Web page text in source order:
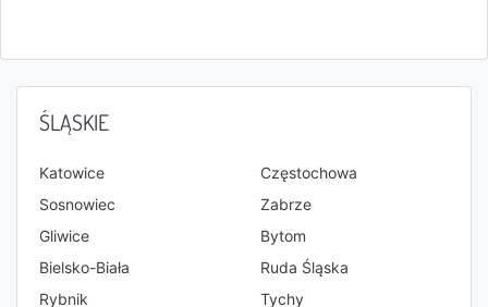
ŚLĄSKIE
Katowice
Częstochowa
Sosnowiec
Zabrze
Gliwice
Bytom
Bielsko-Biała
Ruda Śląska
Rybnik
Tychy